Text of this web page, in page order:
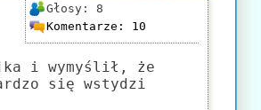
Głosy: 8
Komentarze: 10
i wymyślił, że
się wstydzi